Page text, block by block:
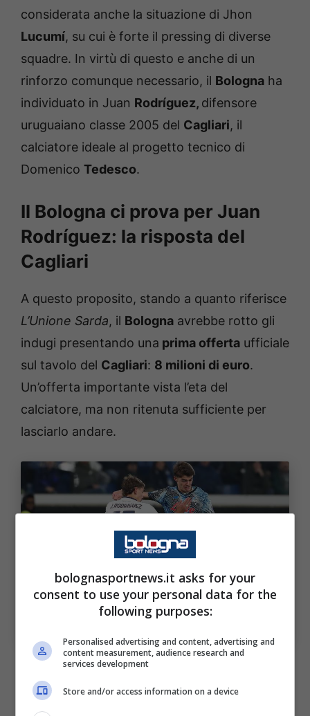
considerata anche la situazione di Jhon
Lucumí, su cui è forte il pressing di diverse
squadre. In virtù di questo e anche di un
rinforzo comunque necessario, il Bologna ha
individuato in Juan Rodríguez, difensore
uruguaiano classe 2005 del Cagliari, il
calciatore ideale al progetto tecnico di
Domenico Tedesco.
Il Bologna ci prova per Juan
Rodríguez: la risposta del
Cagliari
A questo proposito, stando a quanto riferisce
L’Unione Sarda, il Bologna avrebbe rotto gli
indugi presentando una prima offerta ufficiale
sul tavolo del Cagliari: 8 milioni di euro.
Un’offerta importante vista l’eta del
calciatore, ma non ritenuta sufficiente per
lasciarlo andare.
Il Bologna ci prova per Juan Rodríguez: la risposta del
Cagliari. Bologna Sport News (Photo by Marco
La risposta del club del presidente
stata infatti eloquente: no grazie. Il club
valuta di più il calciatore messosi in mostra
bolognasportnews.it asks for your
consent to use your personal data for the
following purposes:
Personalised advertising and content, advertising and
content measurement, audience research and
services development
Store and/or access information on a device